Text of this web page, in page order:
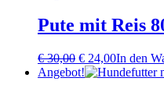
Pute mit Reis
€30,00 Ursprünglicher
Preis
€ 24,00Aktueller
Preis
In den
Angebot!